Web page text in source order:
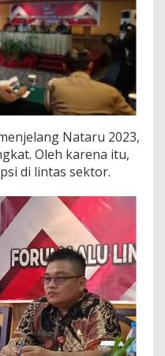
Nataru 2023,
Oleh karena itu,
di lintas sektor.